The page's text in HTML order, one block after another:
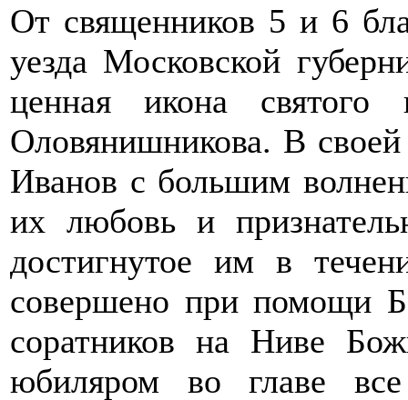
От священников 5 и 6
уезда Московской
ценная икона святого
Оловянишникова. В
Иванов с большим
их любовь и
достигнутое им в
совершено при помощи
соратников на Ниве
юбиляром во главе